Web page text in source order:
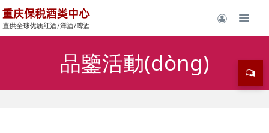
品鑒活動(dòng)